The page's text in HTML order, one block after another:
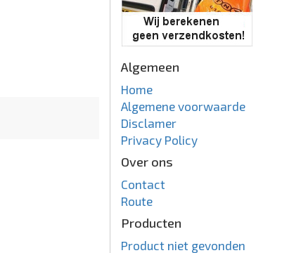
Algemeen
Home
Algemene voorwaarde
Disclamer
Privacy Policy
Over ons
Contact
Route
Producten
Product niet gevonden